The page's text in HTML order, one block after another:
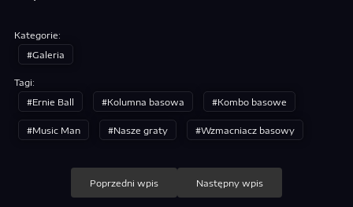
Kategorie:
Galeria
Tagi:
Ernie Ball
Kolumna basowa Kombo basowe
Music Man Nasze graty Wzmacniacz basowy
Poprzedni wpis Następny wpis